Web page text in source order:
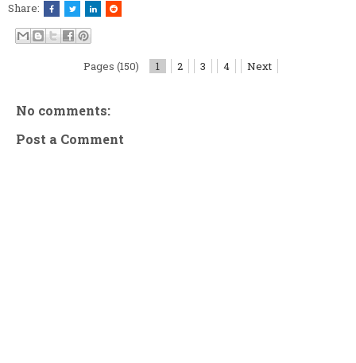
Share:
Pages (150) 1 2 3 4 Next
No comments:
Post a Comment